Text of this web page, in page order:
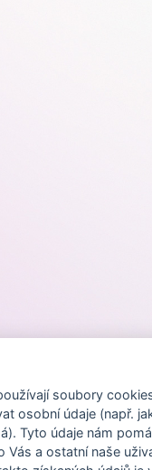
soubory
osobní údaje (např.
Tyto údaje nám
Vás a ostatní naše